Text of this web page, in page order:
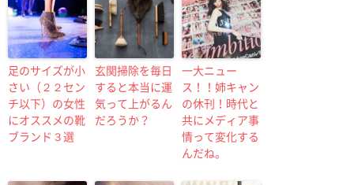
足のサイズが小
さい（２２セン
チ以下）の女性
にオススメの靴
ブランド３選
玄関掃除を毎日
すると本当に運
気って上がるん
だろうか？
一大ニュー
ス！！姉キャン
の休刊！時代と
共にメディア事
情って変化する
んだね。